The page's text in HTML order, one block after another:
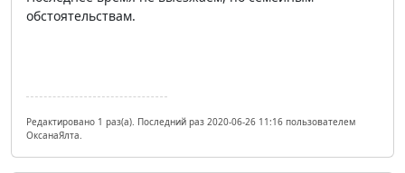
обстоятельствам.
Редактировано 1 раз(а). Последний раз 2020-06-26 11:16 пользователем
ОксанаЯлта.